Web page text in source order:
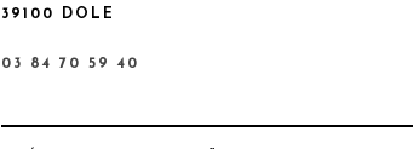
39100 DOLE
03 84 70 59 40